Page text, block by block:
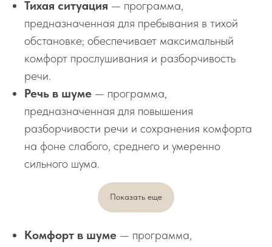
Тихая ситуация — программа,
предназначенная для пребывания в тихой
обстановке; обеспечивает максимальный
комфорт прослушивания и разборчивость
речи.
Речь в шуме — программа,
предназначенная для повышения
разборчивости речи и сохранения комфорта
на фоне слабого, среднего и умеренно
сильного шума.
Показать еще
Комфорт в шуме — программа,